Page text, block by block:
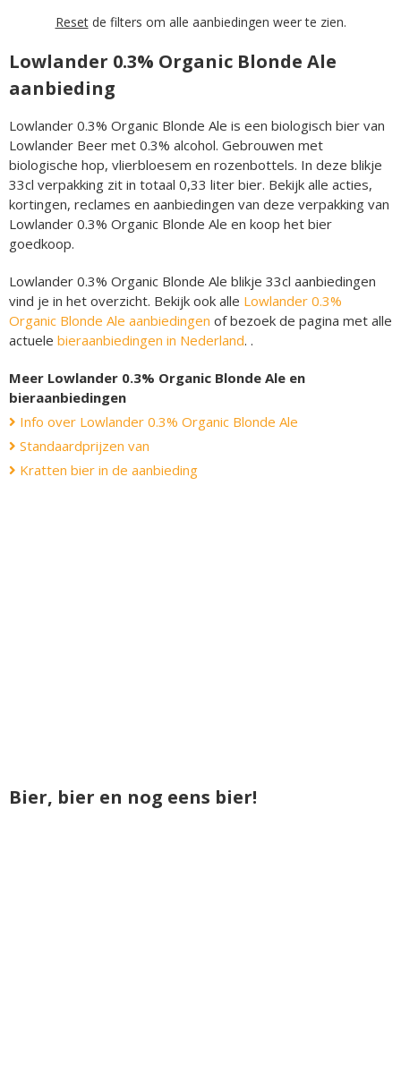
Resetde filters om alle aanbiedingen weer te zien.
Lowlander 0.3% Organic Blonde Ale
aanbieding
Lowlander 0.3% Organic Blonde Ale is een biologisch bier van
Lowlander Beer met 0.3% alcohol. Gebrouwen met
biologische hop, vlierbloesem en rozenbottels. In deze blikje
33cl verpakking zit in totaal 0,33 liter bier. Bekijk alle acties,
kortingen, reclames en aanbiedingen van deze verpakking van
Lowlander 0.3% Organic Blonde Ale en koop het bier
goedkoop.
Lowlander 0.3% Organic Blonde Ale blikje 33cl aanbiedingen
vind je in het overzicht. Bekijk ook alle Lowlander 0.3%
Organic Blonde Ale aanbiedingen of bezoek de pagina met alle
actuele bieraanbiedingen in Nederland. .
Meer Lowlander 0.3% Organic Blonde Ale en
bieraanbiedingen
Info over Lowlander 0.3% Organic Blonde Ale
Standaardprijzen van
Kratten bier in de aanbieding
Bier, bier en nog eens bier!